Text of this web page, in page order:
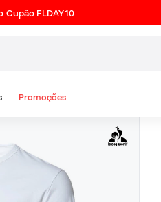
Cupão FLDAY10
Promoções